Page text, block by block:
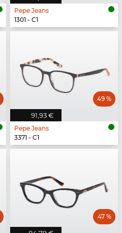
Pepe Jeans
1301 - C1
91,93 €
49 %
Pepe Jeans
3371 - C1
47 %